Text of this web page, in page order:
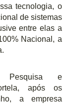
tecnologia, o
de sistemas
entre elas a
Nacional, a
Pesquisa e
após os
a empresa